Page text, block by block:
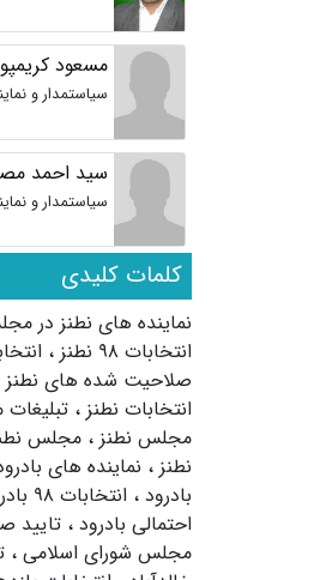
مسعود
سیاستمدار و
سید احمد
سیاستمدار و
کلمات کلیدی
نماینده های نطنز در
انتخابات ۹۸ نطنز
،
صلاحیت شده های نطنز
انتخابات نطنز ،
مجلس نطنز ، مجلس
نطنز ، نماینده های
بادرود ، انتخابات ۹۸ بادرود
احتمالی بادرود ، تایید
مجلس شورای اسلامی ،